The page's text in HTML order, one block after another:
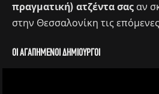
πραγματική) ατζέντα σας αν
στην Θεσσαλονίκη τις
Οι αγαπημένοι δημιουργοί